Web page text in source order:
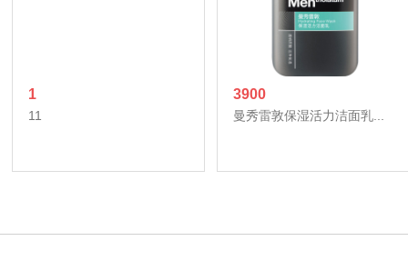
1
11
3900
曼秀雷敦保湿活力洁面乳...